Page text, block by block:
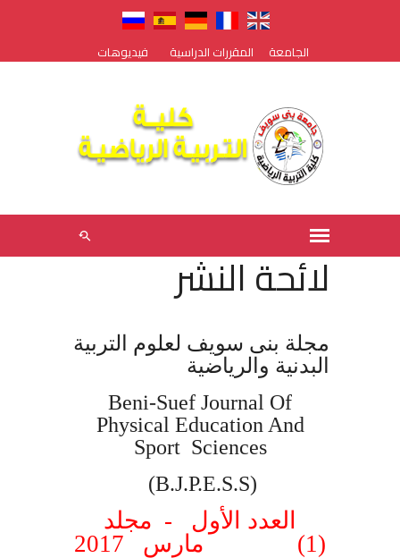
الجامعة المقررات الدراسية فيديوهات
لائحة النشر
مجلة بنى سويف لعلوم التربية
البدنية والرياضية
Beni-Suef Journal Of
Physical Education And
Sport Sciences
(B.J.P.E.S.S)
العدد الأول - مجلد
(1) مارس 2017